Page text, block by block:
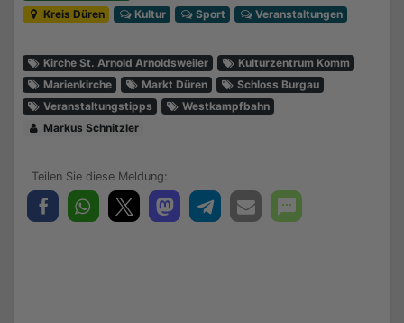
Kreis Düren
Kultur Sport Veranstaltungen
Kirche St. Arnold Arnoldsweiler
Kulturzentrum Komm
Marienkirche
Markt Düren
Schloss Burgau
Veranstaltungstipps
Westkampfbahn
Markus Schnitzler